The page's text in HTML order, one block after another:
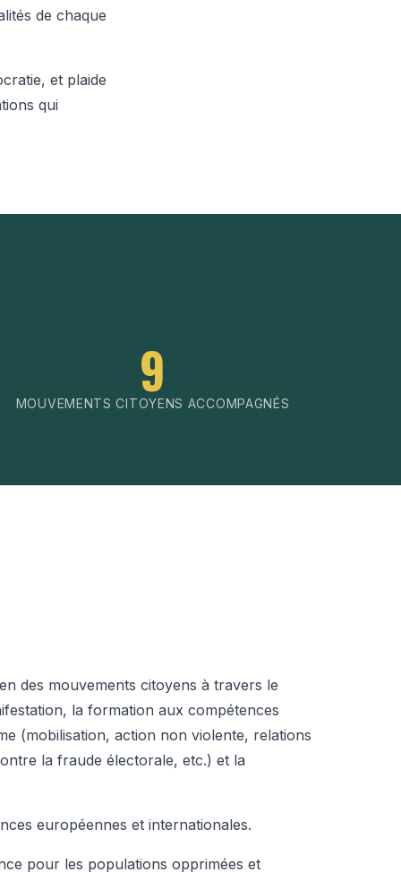
de chaque
et plaide
qui
9
MOUVEMENTS CITOYENS ACCOMPAGNÉS
des mouvements citoyens à travers le
la formation aux compétences
(mobilisation, action non violente, relations
la fraude électorale, etc.) et la
européennes et internationales.
pour les populations opprimées et